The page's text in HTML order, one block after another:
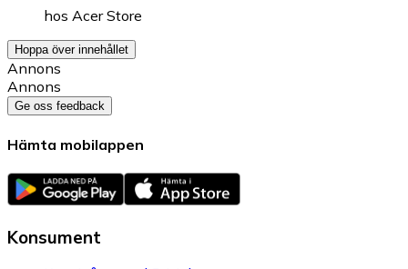
hos Acer Store
Hoppa över innehållet
Annons
Annons
Ge oss feedback
Hämta mobilappen
Konsument